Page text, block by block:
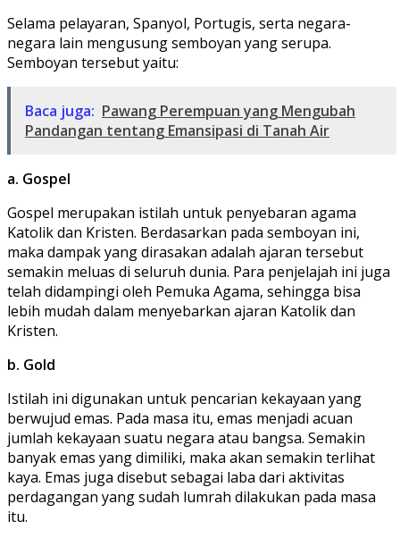
Selama pelayaran, Spanyol, Portugis, serta negara-
negara lain mengusung semboyan yang serupa.
Semboyan tersebut yaitu:
Baca juga: Pawang Perempuan yang Mengubah
Pandangan tentang Emansipasi di Tanah Air
a. Gospel
Gospel merupakan istilah untuk penyebaran agama
Katolik dan Kristen. Berdasarkan pada semboyan ini,
maka dampak yang dirasakan adalah ajaran tersebut
semakin meluas di seluruh dunia. Para penjelajah ini juga
telah didampingi oleh Pemuka Agama, sehingga bisa
lebih mudah dalam menyebarkan ajaran Katolik dan
Kristen.
b. Gold
Istilah ini digunakan untuk pencarian kekayaan yang
berwujud emas. Pada masa itu, emas menjadi acuan
jumlah kekayaan suatu negara atau bangsa. Semakin
banyak emas yang dimiliki, maka akan semakin terlihat
kaya. Emas juga disebut sebagai laba dari aktivitas
perdagangan yang sudah lumrah dilakukan pada masa
itu.